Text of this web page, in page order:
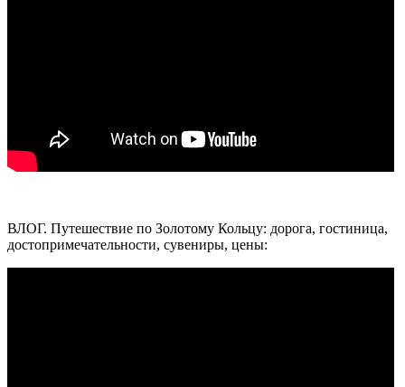
ВЛОГ. Путешествие по Золотому Кольцу: дорога, гостиница,
достопримечательности, сувениры, цены: